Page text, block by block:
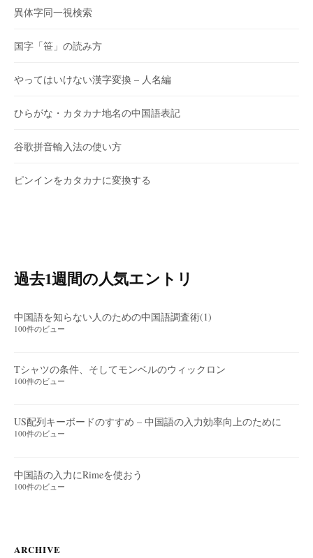
異体字同一視検索
国字「笹」の読み方
やってはいけない漢字変換 – 人名編
ひらがな・カタカナ地名の中国語表記
谷歌拼音輸入法の使い方
ピンインをカタカナに変換する
過去1週間の人気エントリ
中国語を知らない人のための中国語調査術(1)
100件のビュー
Tシャツの条件、そしてモンベルのウィックロン
100件のビュー
US配列キーボードのすすめ – 中国語の入力効率向上のために
100件のビュー
中国語の入力にRimeを使おう
100件のビュー
ARCHIVE